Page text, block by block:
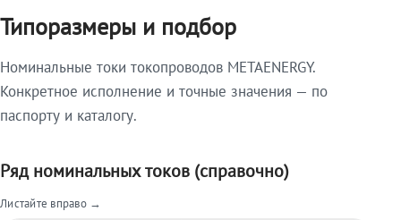
Типоразмеры и подбор
Номинальные токи токопроводов METAENERGY.
Конкретное исполнение и точные значения — по
паспорту и каталогу.
Ряд номинальных токов (справочно)
Листайте вправо →